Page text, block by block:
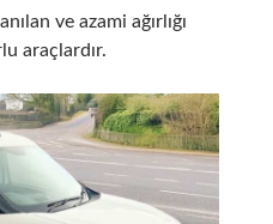
ve azami ağırlığı
araçlardır.